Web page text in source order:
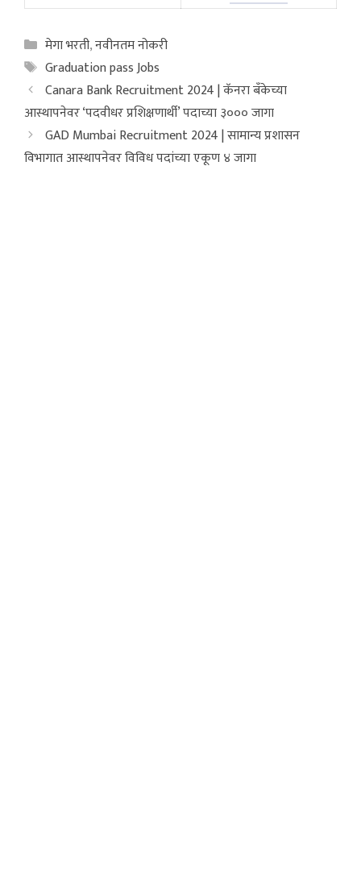
Categories
मेगा भरती,नवीनतम नोकरी
Tags
Graduation pass Jobs
Canara Bank Recruitment 2024 | कॅनरा बँकेच्या
आस्थापनेवर ‘पदवीधर प्रशिक्षणार्थी’ पदाच्या ३००० जागा
GAD Mumbai Recruitment 2024 | सामान्य प्रशासन
विभागात आस्थापनेवर विविध पदांच्या एकूण ४ जागा